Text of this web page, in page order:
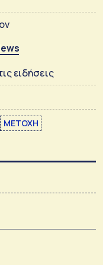
ειδήσεις
ΜΕΤΟΧΗ